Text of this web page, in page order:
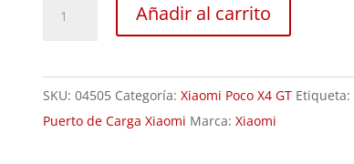
Carga
Xiaomi
Poco
Añadir al carrito
SKU:04505 Categoría:Xiaomi Poco X4 GT Etiqueta:
Puerto de Carga Xiaomi Marca:Xiaomi